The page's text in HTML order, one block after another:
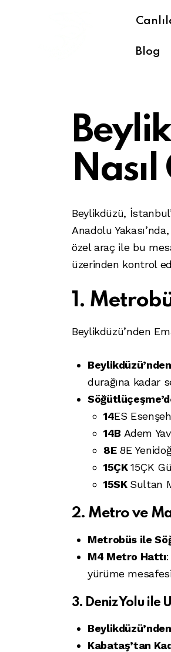
Blog
Beylikdüzü,
Anadolu
özel araç ile bu
üzerinden kontrol
1.
Beylikdüzü’nden
durağına kadar
14ES
14B Adem
8E 8E
15ÇK15ÇK
15SK Sultan
2. Metro ve
Metrobüs ile
M4 Metro Hattı
yürüme
3. Deniz Yolu ile
Kabataş’tan